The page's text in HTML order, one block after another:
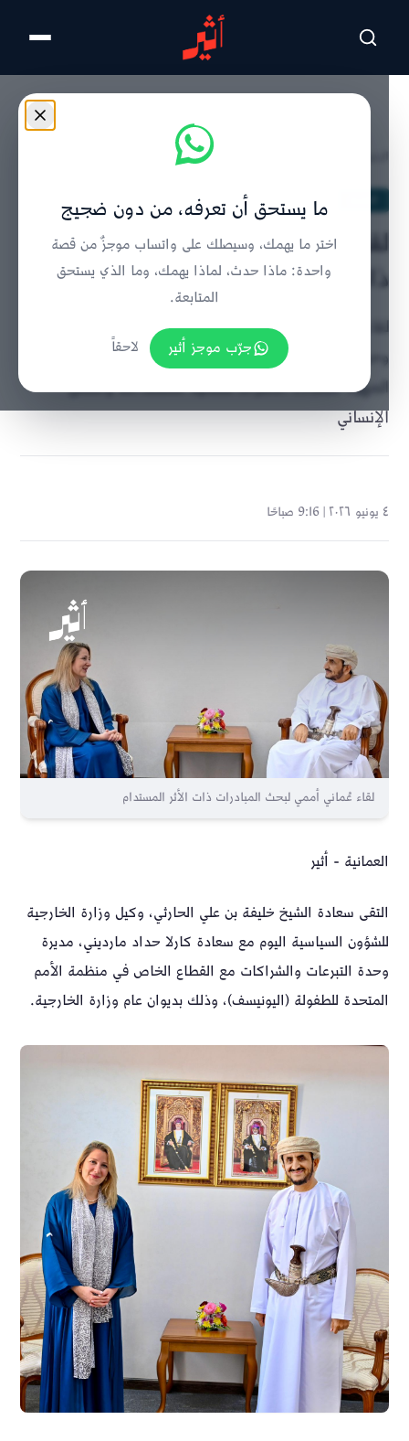
تخطى للمحتوى الرئيسي
لقاء عُماني أممي لبحث المبادرات
ذات الأثر المستدام
لقاء وكيل وزارة الخارجية للشؤون السياسية مع مديرة
وحدة التبرعات في اليونيسف لبحث دور عُمان في دعم
الجهود متعددة الأطراف للتنمية المستدامة والعمل
الإنساني
٤ يونيو ٢٠٢٦ | 9:16 صباحًا
لقاء عُماني أممي لبحث المبادرات ذات الأثر المستدام
العمانية - أثير
التقى سعادة الشيخ خليفة بن علي الحارثي، وكيل وزارة الخارجية
للشؤون السياسية اليوم مع سعادة كارلا حداد مارديني، مديرة
وحدة التبرعات والشراكات مع القطاع الخاص في منظمة الأمم
المتحدة للطفولة (اليونيسف)، وذلك بديوان عام وزارة الخارجية.
ما يستحق أن تعرفه، من دون ضجيج
اختر ما يهمك، وسيصلك على واتساب موجزٌ من قصة
واحدة: ماذا حدث، لماذا يهمك، وما الذي يستحق
المتابعة.
جرّب موجز أثير
لاحقاً